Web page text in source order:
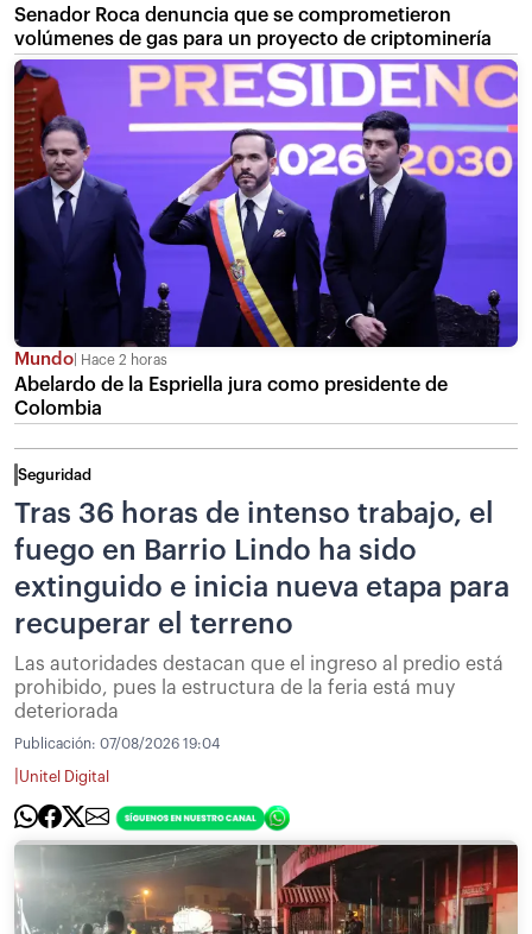
Senador Roca denuncia que se comprometieron
volúmenes de gas para un proyecto de criptominería
Mundo Hace 2 horas
Abelardo de la Espriella jura como presidente de
Colombia
Seguridad
Tras 36 horas de intenso trabajo, el
fuego en Barrio Lindo ha sido
extinguido e inicia nueva etapa para
recuperar el terreno
Las autoridades destacan que el ingreso al predio está
prohibido, pues la estructura de la feria está muy
deteriorada
Publicación: 07/08/2026 19:04
Unitel Digital